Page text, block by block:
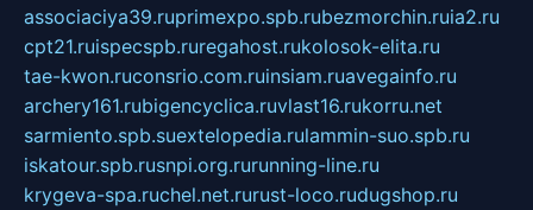
associaciya39.ruprimexpo.spb.rubezmorchin.ruia2.ru
cpt21.ruispecspb.ruregahost.rukolosok-elita.ru
tae-kwon.ruconsrio.com.ruinsiam.ruavegainfo.ru
archery161.rubigencyclica.ruvlast16.rukorru.net
sarmiento.spb.suextelopedia.rulammin-suo.spb.ru
iskatour.spb.rusnpi.org.rurunning-line.ru
krygeva-spa.ruchel.net.rurust-loco.rudugshop.ru